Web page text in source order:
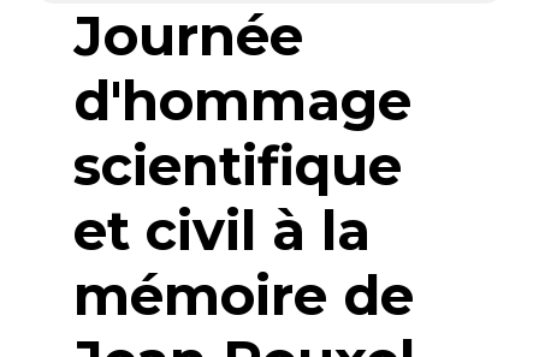
Journée
d'hommage
scientifique
et civil à la
mémoire de